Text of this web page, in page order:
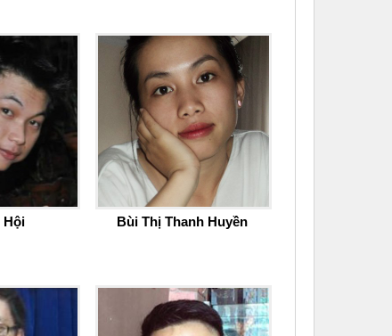
Hội Bùi Thị Thanh Huyền